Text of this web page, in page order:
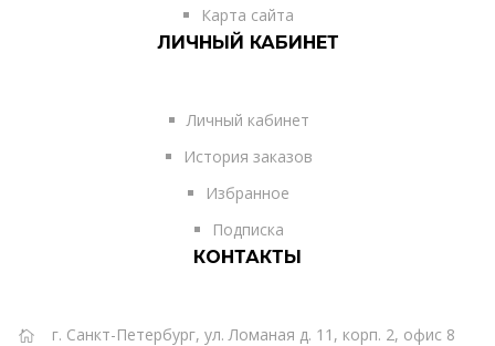
Карта сайта
ЛИЧНЫЙ КАБИНЕТ
Личный кабинет
История заказов
Избранное
Подписка
КОНТАКТЫ
г. Санкт-Петербург, ул. Ломаная д. 11, корп. 2, офис 8